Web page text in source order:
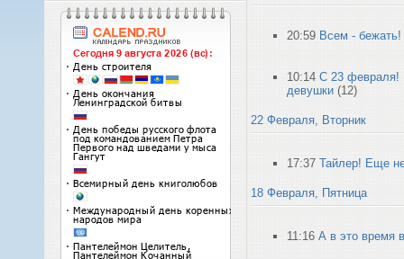
20:59 Всем - бежать!
10:14 С 23 февраля!
девушки (12)
22 Февраля, Вторник
17:37 Тайлер! Еще
18 Февраля, Пятница
11:16 А в это время